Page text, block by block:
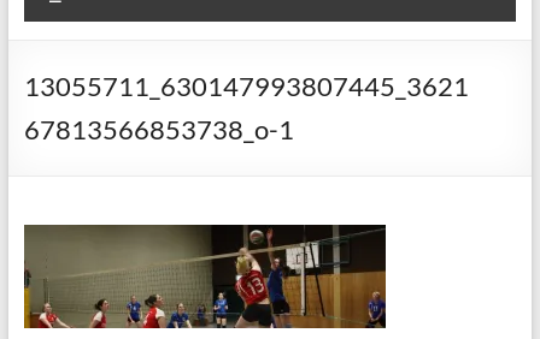
13055711_630147993807445_3621
67813566853738_o-1